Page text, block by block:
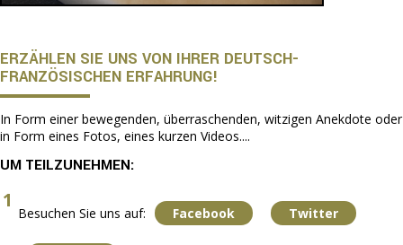
ERZÄHLEN SIE UNS VON IHRER DEUTSCH-
FRANZÖSISCHEN ERFAHRUNG!
In Form einer bewegenden, überraschenden, witzigen Anekdote oder
in Form eines Fotos, eines kurzen Videos....
UM TEILZUNEHMEN:
Besuchen Sie uns auf: Facebook Twitter